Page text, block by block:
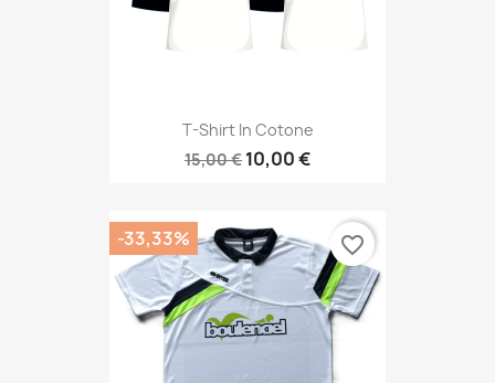
T-Shirt In Cotone
15,00 € 10,00 €
-33,33% favorite_border